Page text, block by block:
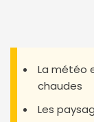
La météo
chaudes
Les